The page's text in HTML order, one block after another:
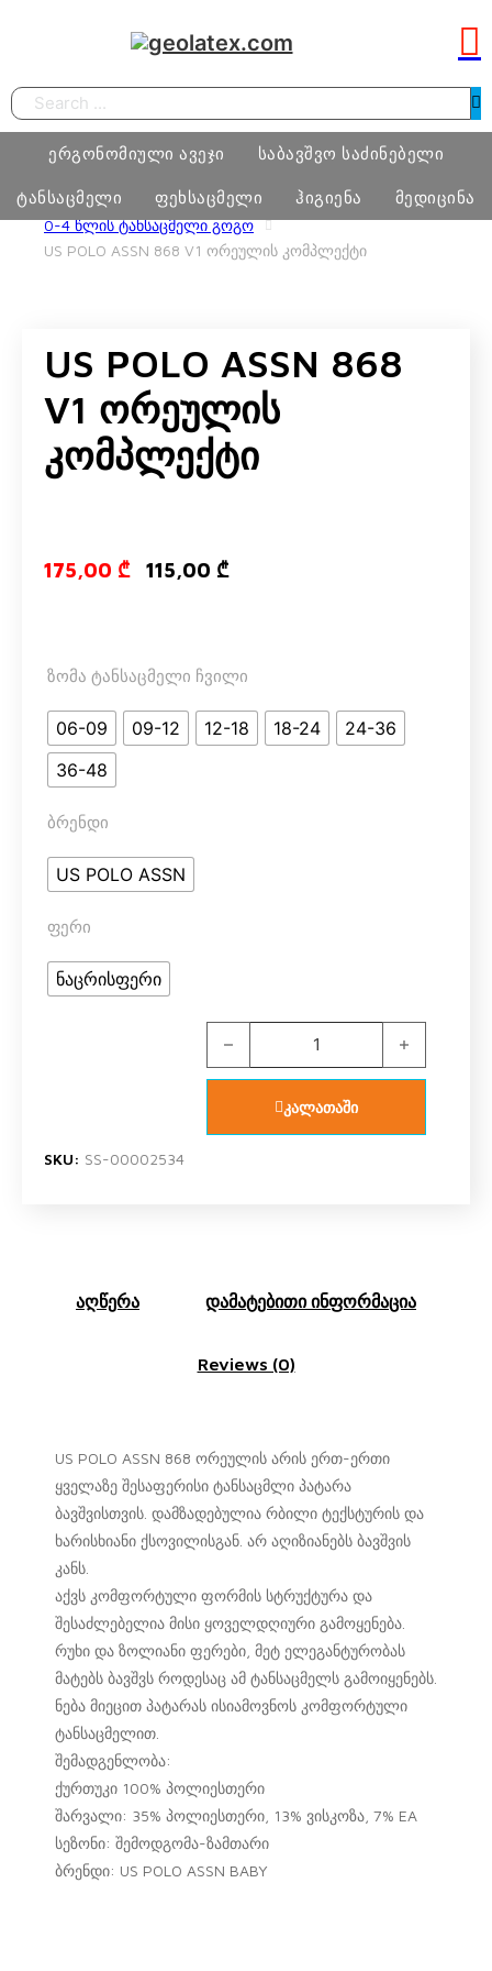
Search
ერგონომიული ავეჯი
ოფისი
სკოლამდელი ასაკის ავეჯი
საბავშვო საძინებელი
განათება, ხალიჩა
ტანსაცმელი
ქალი
კაცი
ნატურალური შალის პროდუქცია
ფეხსაცმელი ჰიგიენა
პრეზერვატივი
მედიცინა
HOME ᲢᲐᲜᲡᲐᲪᲛᲔᲚᲘ
US POLO ASSN GIRL
0-4 ᲬᲚᲘᲡ ᲢᲐᲜᲡᲐᲪᲛᲔᲚᲘ ᲒᲝᲒᲝ
US POLO ASSN 868 V1 ᲝᲠᲔᲣᲚᲘᲡ ᲙᲝᲛᲞᲚᲔᲥᲢᲘ
US POLO ASSN 868
V1 Ორეულის
Კომპლექტი
175,00 ₾ Original price
115,00 ₾Current
ზომა ტანსაცმელი ჩვილი
06-09 09-12 12-18 18-24
24-36
36-48
ბრენდი
US POLO ASSN
ფერი
ნაცრისფერი
US POLO ASSN 868 V1 ორეულის
კალათაში
SKU: SS-00002534
აღწერა დამატებითი ინფორმაცია
Reviews (0)
US POLO ASSN 868 ორეულის არის ერთ-ერთი
ყველაზე შესაფერისი ტანსაცმლი პატარა
ბავშვისთვის. დამზადებულია რბილი ტექსტურის და
ხარისხიანი ქსოვილისგან. არ აღიზიანებს ბავშვის
კანს.
აქვს კომფორტული ფორმის სტრუქტურა და
შესაძლებელია მისი ყოველდღიური გამოყენება.
რუხი და ზოლიანი ფერები, მეტ ელეგანტურობას
მატებს ბავშვს როდესაც ამ ტანსაცმელს გამოიყენებს.
ნება მიეცით პატარას ისიამოვნოს კომფორტული
ტანსაცმელით.
შემადგენლობა:
ქურთუკი 100% პოლიესთერი
შარვალი: 35% პოლიესთერი, 13% ვისკოზა, 7% EA
სეზონი: შემოდგომა-ზამთარი
ბრენდი: US POLO ASSN BABY